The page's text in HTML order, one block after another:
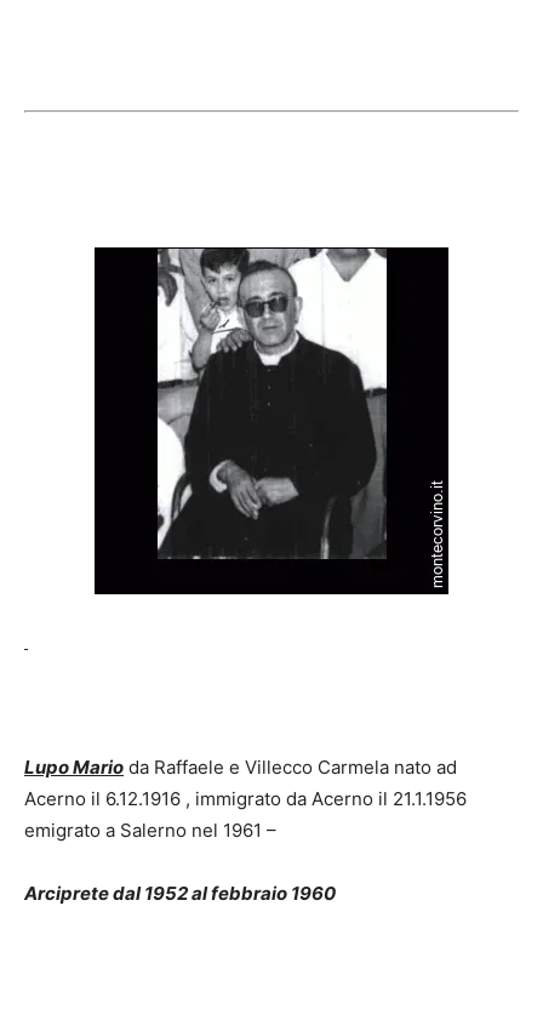
Lupo Mario da Raffaele e Villecco Carmela nato ad
Acerno il 6.12.1916 , immigrato da Acerno il 21.1.1956
emigrato a Salerno nel 1961 –
Arciprete dal 1952 al febbraio 1960